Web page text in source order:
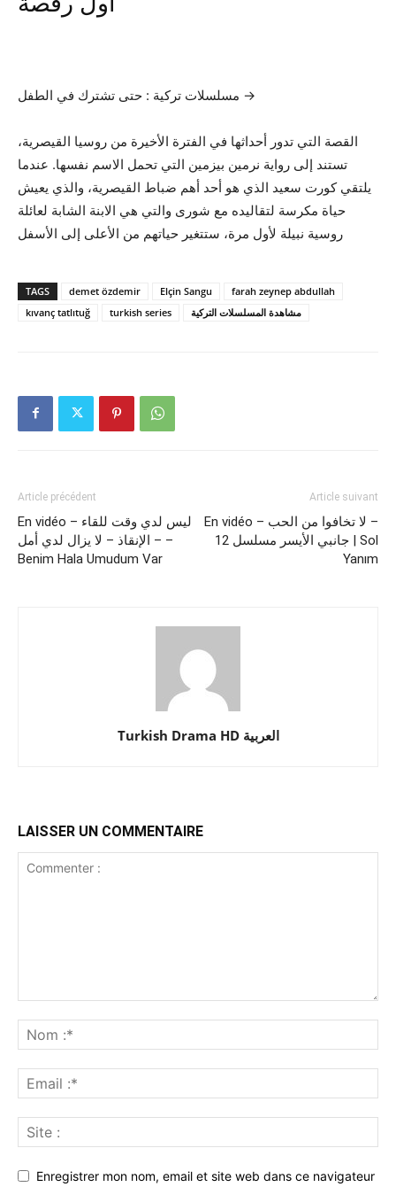
مسلسلات تركية : حتى تشترك في الطفل →
القصة التي تدور أحداثها في الفترة الأخيرة من روسيا القيصرية،
تستند إلى رواية نرمين بيزمين التي تحمل الاسم نفسها. عندما
يلتقي كورت سعيد الذي هو أحد أهم ضباط القيصرية، والذي يعيش
حياة مكرسة لتقاليده مع شورى والتي هي الابنة الشابة لعائلة
روسية نبيلة لأول مرة، ستتغير حياتهم من الأعلى إلى الأسفل
TAGS demet özdemir Elçin Sangu
farah zeynep abdullah
kıvanç tatlıtuğ
turkish series مشاهدة المسلسلات التركية
Article précédent
En vidéo – ليس لدي وقت للقاء
– الإنقاذ – لا يزال لدي أمل –
Benim Hala Umudum Var
Article suivant
En vidéo – لا تخافوا من الحب‎‎ –
جانبي الأيسر مسلسل 12 | Sol
Yanım
Turkish Drama HD العربية
LAISSER UN COMMENTAIRE
Enregistrer mon nom, email et site web dans ce navigateur